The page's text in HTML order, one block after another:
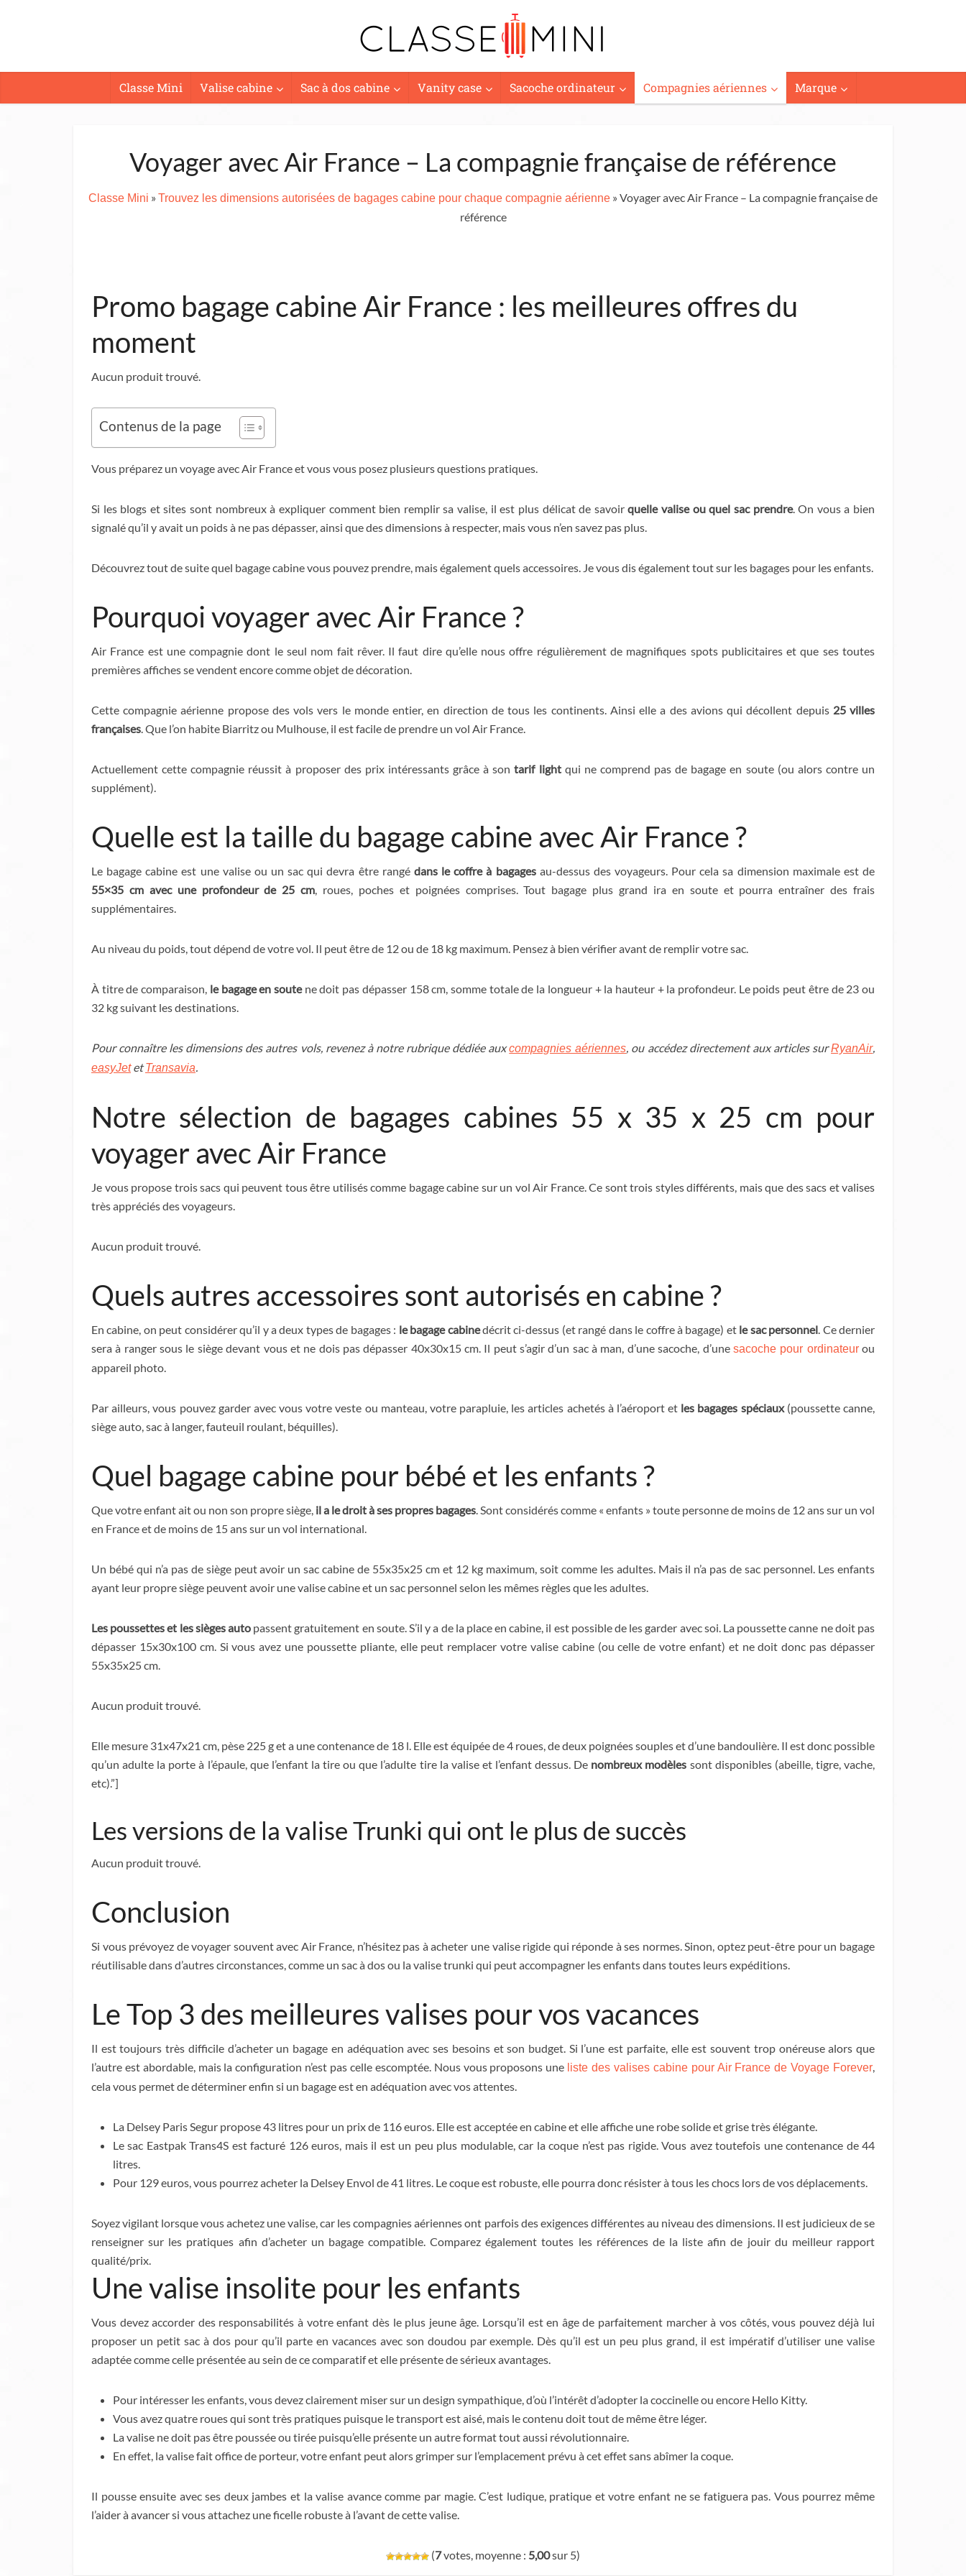
Classe Mini Valise cabine Sac à dos cabine Vanity case Sacoche ordinateur Compagnies aériennes Marque
Voyager avec Air France – La compagnie française de référence
Classe Mini » Trouvez les dimensions autorisées de bagages cabine pour chaque compagnie aérienne » Voyager avec Air France – La compagnie française de
référence
Promo bagage cabine Air France : les meilleures offres du
moment
Aucun produit trouvé.
Contenus de la page
Vous préparez un voyage avec Air France et vous vous posez plusieurs questions pratiques.
Si les blogs et sites sont nombreux à expliquer comment bien remplir sa valise, il est plus délicat de savoirquelle valise ou quel sac prendre. On vous a bien
signalé qu’il y avait un poids à ne pas dépasser, ainsi que des dimensions à respecter, mais vous n’en savez pas plus.
Découvrez tout de suite quel bagage cabine vous pouvez prendre, mais également quels accessoires. Je vous dis également tout sur les bagages pour les enfants.
Pourquoi voyager avec Air France ?
Air France est une compagnie dont le seul nom fait rêver. Il faut dire qu’elle nous offre régulièrement de magnifiques spots publicitaires et que ses toutes
premières affiches se vendent encore comme objet de décoration.
Cette compagnie aérienne propose des vols vers le monde entier, en direction de tous les continents. Ainsi elle a des avions qui décollent depuis 25 villes
françaises. Que l’on habite Biarritz ou Mulhouse, il est facile de prendre un vol Air France.
Actuellement cette compagnie réussit à proposer des prix intéressants grâce à sontarif lightqui ne comprend pas de bagage en soute (ou alors contre un
supplément).
Quelle est la taille du bagage cabine avec Air France ?
Le bagage cabine est une valise ou un sac qui devra être rangé dans le coffre à bagagesau-dessus des voyageurs. Pour cela sa dimension maximale est de
55×35 cm avec une profondeur de 25 cm, roues, poches et poignées comprises. Tout bagage plus grand ira en soute et pourra entraîner des frais
supplémentaires.
Au niveau du poids, tout dépend de votre vol. Il peut être de 12 ou de 18 kg maximum. Pensez à bien vérifier avant de remplir votre sac.
À titre de comparaison, le bagage en soutene doit pas dépasser 158 cm, somme totale de la longueur + la hauteur + la profondeur. Le poids peut être de 23 ou
32 kg suivant les destinations.
Pour connaître les dimensions des autres vols, revenez à notre rubrique dédiée auxcompagnies aériennes, ou accédez directement aux articles surRyanAir,
easyJetetTransavia.
Notre sélection de bagages cabines 55 x 35 x 25 cm pour
voyager avec Air France
Je vous propose trois sacs qui peuvent tous être utilisés comme bagage cabine sur un vol Air France. Ce sont trois styles différents, mais que des sacs et valises
très appréciés des voyageurs.
Aucun produit trouvé.
Quels autres accessoires sont autorisés en cabine ?
En cabine, on peut considérer qu’il y a deux types de bagages : le bagage cabinedécrit ci-dessus (et rangé dans le coffre à bagage) et le sac personnel. Ce dernier
sera à ranger sous le siège devant vous et ne dois pas dépasser 40x30x15 cm. Il peut s’agir d’un sac à man, d’une sacoche, d’une sacoche pour ordinateurou
appareil photo.
Par ailleurs, vous pouvez garder avec vous votre veste ou manteau, votre parapluie, les articles achetés à l’aéroport et les bagages spéciaux(poussette canne,
siège auto, sac à langer, fauteuil roulant, béquilles).
Quel bagage cabine pour bébé et les enfants ?
Que votre enfant ait ou non son propre siège, il a le droit à ses propres bagages. Sont considérés comme « enfants » toute personne de moins de 12 ans sur un vol
en France et de moins de 15 ans sur un vol international.
Un bébé qui n’a pas de siège peut avoir un sac cabine de 55x35x25 cm et 12 kg maximum, soit comme les adultes. Mais il n’a pas de sac personnel. Les enfants
ayant leur propre siège peuvent avoir une valise cabine et un sac personnel selon les mêmes règles que les adultes.
Les poussettes et les sièges autopassent gratuitement en soute. S’il y a de la place en cabine, il est possible de les garder avec soi. La poussette canne ne doit pas
dépasser 15x30x100 cm. Si vous avez une poussette pliante, elle peut remplacer votre valise cabine (ou celle de votre enfant) et ne doit donc pas dépasser
55x35x25 cm.
Aucun produit trouvé.
Elle mesure 31x47x21 cm, pèse 225 g et a une contenance de 18 l. Elle est équipée de 4 roues, de deux poignées souples et d’une bandoulière. Il est donc possible
qu’un adulte la porte à l’épaule, que l’enfant la tire ou que l’adulte tire la valise et l’enfant dessus. De nombreux modèles sont disponibles (abeille, tigre, vache,
etc).”]
Les versions de la valise Trunki qui ont le plus de succès
Aucun produit trouvé.
Conclusion
Si vous prévoyez de voyager souvent avec Air France, n’hésitez pas à acheter une valise rigide qui réponde à ses normes. Sinon, optez peut-être pour un bagage
réutilisable dans d’autres circonstances, comme un sac à dos ou la valise trunki qui peut accompagner les enfants dans toutes leurs expéditions.
Le Top 3 des meilleures valises pour vos vacances
Il est toujours très difficile d’acheter un bagage en adéquation avec ses besoins et son budget. Si l’une est parfaite, elle est souvent trop onéreuse alors que
l’autre est abordable, mais la configuration n’est pas celle escomptée. Nous vous proposons une liste des valises cabine pour Air France de Voyage Forever,
cela vous permet de déterminer enfin si un bagage est en adéquation avec vos attentes.
La Delsey Paris Segur propose 43 litres pour un prix de 116 euros. Elle est acceptée en cabine et elle affiche une robe solide et grise très élégante.
Le sac Eastpak Trans4S est facturé 126 euros, mais il est un peu plus modulable, car la coque n’est pas rigide. Vous avez toutefois une contenance de 44
litres.
Pour 129 euros, vous pourrez acheter la Delsey Envol de 41 litres. Le coque est robuste, elle pourra donc résister à tous les chocs lors de vos déplacements.
Soyez vigilant lorsque vous achetez une valise, car les compagnies aériennes ont parfois des exigences différentes au niveau des dimensions. Il est judicieux de se
renseigner sur les pratiques afin d’acheter un bagage compatible. Comparez également toutes les références de la liste afin de jouir du meilleur rapport
qualité/prix.
Une valise insolite pour les enfants
Vous devez accorder des responsabilités à votre enfant dès le plus jeune âge. Lorsqu’il est en âge de parfaitement marcher à vos côtés, vous pouvez déjà lui
proposer un petit sac à dos pour qu’il parte en vacances avec son doudou par exemple. Dès qu’il est un peu plus grand, il est impératif d’utiliser une valise
adaptée comme celle présentée au sein de ce comparatif et elle présente de sérieux avantages.
Pour intéresser les enfants, vous devez clairement miser sur un design sympathique, d’où l’intérêt d’adopter la coccinelle ou encore Hello Kitty.
Vous avez quatre roues qui sont très pratiques puisque le transport est aisé, mais le contenu doit tout de même être léger.
La valise ne doit pas être poussée ou tirée puisqu’elle présente un autre format tout aussi révolutionnaire.
En effet, la valise fait office de porteur, votre enfant peut alors grimper sur l’emplacement prévu à cet effet sans abîmer la coque.
Il pousse ensuite avec ses deux jambes et la valise avance comme par magie. C’est ludique, pratique et votre enfant ne se fatiguera pas. Vous pourrez même
l’aider à avancer si vous attachez une ficelle robuste à l’avant de cette valise.
(7votes, moyenne : 5,00sur 5)